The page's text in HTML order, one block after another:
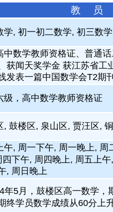
教 员
学, 初一初二数学, 初三数
中数学教师资格证、普通
获闻天奖学金 获江苏省工
发表一篇中国数学会T2期
级，高中数学教师资格证
, 鼓楼区, 泉山区, 贾汪区,
午, 周一下午, 周一晚上,
四下午, 周四晚上, 周五上
, 周日晚上
年5月，鼓楼区高一数学
终学员数学成绩从60分上